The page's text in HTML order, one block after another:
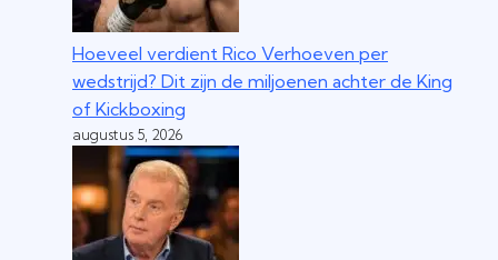
Hoeveel verdient Rico Verhoeven per
wedstrijd? Dit zijn de miljoenen achter de King
of Kickboxing
augustus 5, 2026